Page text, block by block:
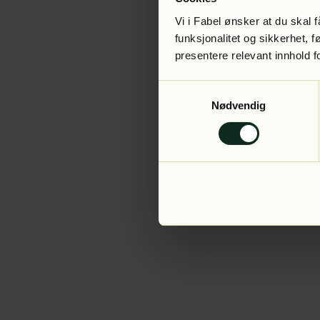
Vi i Fabel ønsker at du skal
funksjonalitet og sikkerhet,
presentere relevant innhold
Nødvendig
Application